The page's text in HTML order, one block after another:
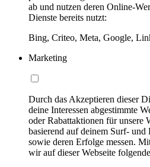
ab und nutzen deren Online-
Dienste bereits nutzt:
Bing, Criteo, Meta, Google,
Marketing
Durch das Akzeptieren dieser
deine Interessen abgestimmte
oder Rabattaktionen für unsere
basierend auf deinem Surf- und
sowie deren Erfolge messen.
wir auf dieser Webseite